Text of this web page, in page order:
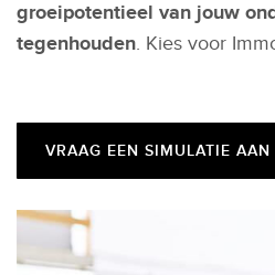
groeipotentieel van jouw
tegenhouden. Kies voor
VRAAG EEN SIMULATIE AAN